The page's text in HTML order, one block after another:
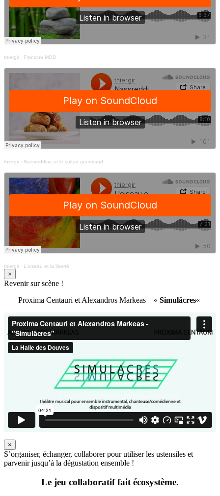
thiergir · Francine MOD
thiergir · Nassreddine et le sultan gourmand
thiergir · L'oiseau et la liberté
×
Revenir sur scène !
Proxima Centauri et Alexandros Markeas – « Simulâcres«
×
S’organiser, échanger, collaborer pour utiliser les ustensiles et
parvenir jusqu’à la dégustation ensemble !
Le jeu collaboratif fait écosystème.